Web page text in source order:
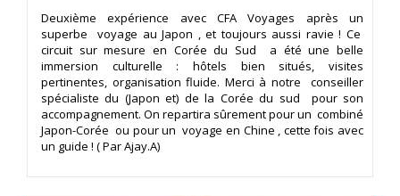
Deuxième expérience avec CFA Voyages après un
superbe voyage au Japon , et toujours aussi ravie ! Ce
circuit sur mesure en Corée du Sud a été une belle
immersion culturelle : hôtels bien situés, visites
pertinentes, organisation fluide. Merci à notre conseiller
spécialiste du (Japon et) de la Corée du sud pour son
accompagnement. On repartira sûrement pour un combiné
Japon-Corée ou pour un voyage en Chine , cette fois avec
un guide ! ( Par Ajay.A)